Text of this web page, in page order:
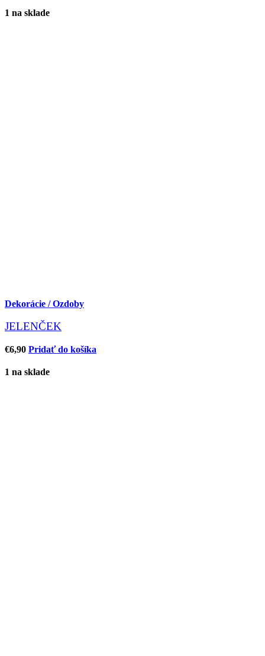
1 na sklade
Dekorácie / Ozdoby
JELENČEK
€6,90 Pridať do košíka
1 na sklade